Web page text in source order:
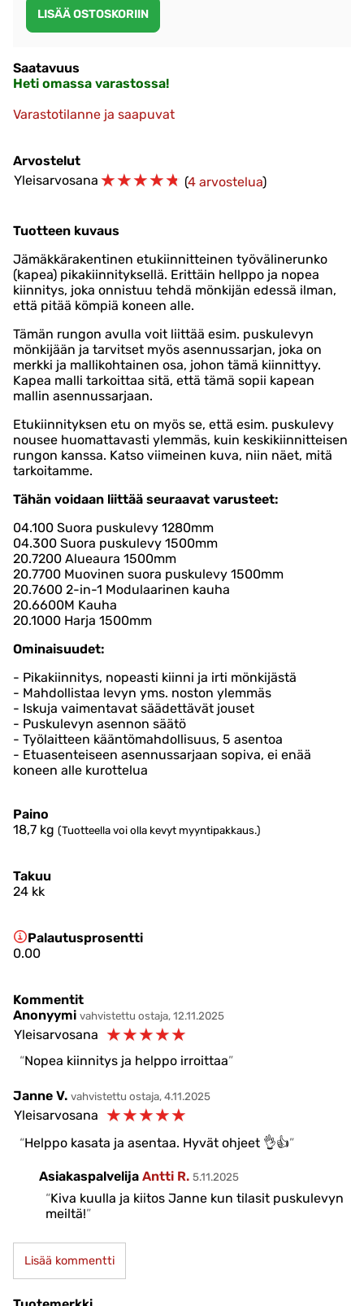
Saatavuus
Heti omassa varastossa!
Varastotilanne ja saapuvat
Arvostelut
Yleisarvosana ☆☆☆☆☆ (4 arvostelua)
Tuotteen kuvaus
Jämäkkärakentinen etukiinnitteinen työvälinerunko
(kapea) pikakiinnityksellä. Erittäin hellppo ja nopea
kiinnitys, joka onnistuu tehdä mönkijän edessä ilman,
että pitää kömpiä koneen alle.
Tämän rungon avulla voit liittää esim. puskulevyn
mönkijään ja tarvitset myös asennussarjan, joka on
merkki ja mallikohtainen osa, johon tämä kiinnittyy.
Kapea malli tarkoittaa sitä, että tämä sopii kapean
mallin asennussarjaan.
Etukiinnityksen etu on myös se, että esim. puskulevy
nousee huomattavasti ylemmäs, kuin keskikiinnitteisen
rungon kanssa. Katso viimeinen kuva, niin näet, mitä
tarkoitamme.
Tähän voidaan liittää seuraavat varusteet:
04.100 Suora puskulevy 1280mm
04.300 Suora puskulevy 1500mm
20.7200 Alueaura 1500mm
20.7700 Muovinen suora puskulevy 1500mm
20.7600 2-in-1 Modulaarinen kauha
20.6600M Kauha
20.1000 Harja 1500mm
Ominaisuudet:
- Pikakiinnitys, nopeasti kiinni ja irti mönkijästä
- Mahdollistaa levyn yms. noston ylemmäs
- Iskuja vaimentavat säädettävät jouset
- Puskulevyn asennon säätö
- Työlaitteen kääntömahdollisuus, 5 asentoa
- Etuasenteiseen asennussarjaan sopiva, ei enää
koneen alle kurottelua
Paino
18,7 kg (Tuotteella voi olla kevyt myyntipakkaus.)
Takuu
24 kk
Palautusprosentti
0.00
Kommentit
Anonyymi vahvistettu ostaja, 12.11.2025
Yleisarvosana ☆☆☆☆☆
Nopea kiinnitys ja helppo irroittaa
Janne V. vahvistettu ostaja, 4.11.2025
Yleisarvosana ☆☆☆☆☆
Helppo kasata ja asentaa. Hyvät ohjeet 👌👍
Asiakaspalvelija Antti R. 5.11.2025
Kiva kuulla ja kiitos Janne kun tilasit puskulevyn
meiltä!
Lisää kommentti